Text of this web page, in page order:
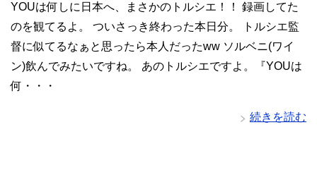
YOUは何しに日本へ、まさかのトルシエ！！ 録画してた
のを観てるよ。 ついさっき終わった本日分。 トルシエ監
督に似てるなぁと思ったら本人だったww ソルベニ(ワイ
ン)飲んでみたいですね。 あのトルシエですよ。『YOUは
何・・・
続きを読む